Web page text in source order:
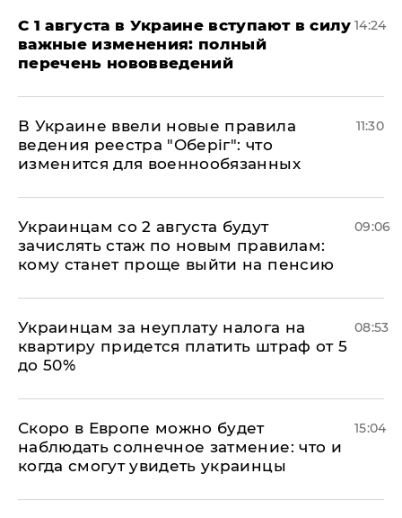
С 1 августа в Украине вступают в силу
важные изменения: полный
перечень нововведений
14:24
В Украине ввели новые правила
ведения реестра "Оберіг": что
изменится для военнообязанных
11:30
Украинцам со 2 августа будут
зачислять стаж по новым правилам:
кому станет проще выйти на пенсию
09:06
Украинцам за неуплату налога на
квартиру придется платить штраф от 5
до 50%
08:53
Скоро в Европе можно будет
наблюдать солнечное затмение: что и
когда смогут увидеть украинцы
15:04